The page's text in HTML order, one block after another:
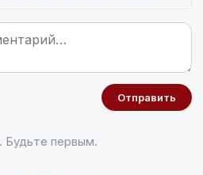
Отправить
Будьте первым.